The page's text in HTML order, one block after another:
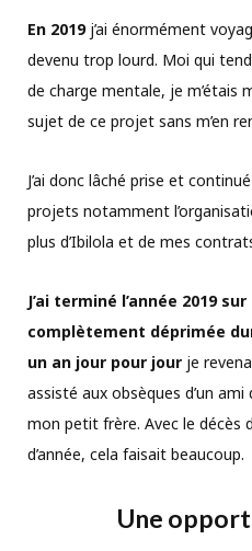
En 2019j’ai énormément
devenu trop lourd. Moi qui
de charge mentale, je m’étais
sujet de ce projet sans m’en
J’ai donc lâché prise et
projets notamment
plus d’Ibilola et de mes
J’ai terminé l’année 2019
complètement déprimée
un an jour pour jour je
assisté aux obsèques d’un
mon petit frère. Avec le décès
d’année, cela faisait beaucoup.
Une